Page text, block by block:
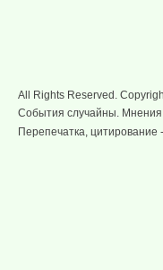
All Rights Reserved.
События случайны.
Перепечатка, цитирование